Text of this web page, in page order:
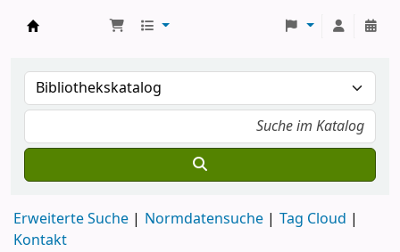
Erweiterte Suche Normdatensuche
Tag Cloud
Kontakt